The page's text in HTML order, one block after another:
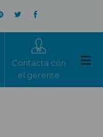
Contacta con
el gerente